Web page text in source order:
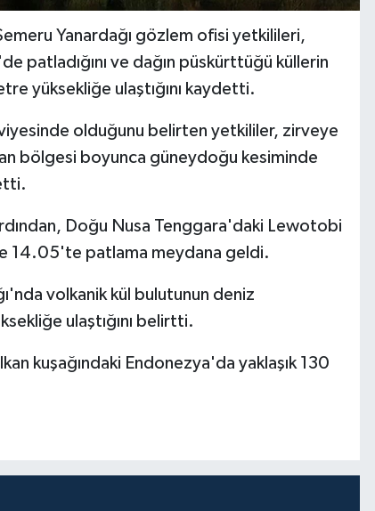
Yanardağı gözlem ofisi yetkilileri,
patladığını ve dağın püskürttüğü küllerin
yüksekliğe ulaştığını kaydetti.
olduğunu belirten yetkililer, zirveye
bölgesi boyunca güneydoğu kesiminde
Doğu Nusa Tenggara'daki Lewotobi
14.05'te patlama meydana geldi.
volkanik kül bulutunun deniz
ulaştığını belirtti.
kuşağındaki Endonezya'da yaklaşık 130